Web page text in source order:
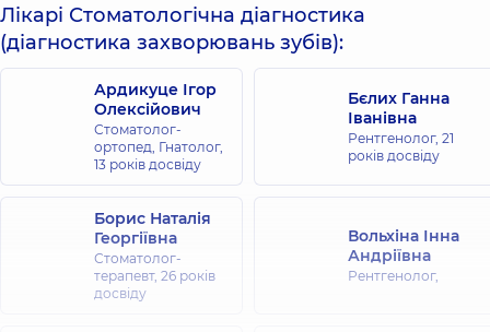
Лікарі Стоматологічна діагностика
(діагностика захворювань зубів):
Ардикуце Ігор
Олексійович
Стоматолог-
ортопед, Гнатолог,
13 років досвіду
Бєлих Ганна
Іванівна
Рентгенолог, 21
років досвіду
Борис Наталія
Георгіївна
Стоматолог-
терапевт, 26 років
досвіду
Вольхіна Інна
Андріївна
Рентгенолог,